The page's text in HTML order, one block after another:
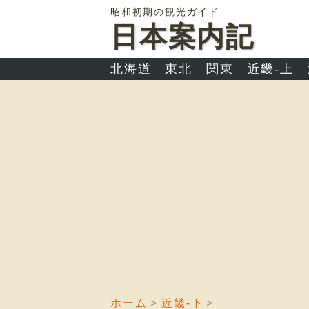
昭和初期の観光ガイド
日本案内記
北海道 東北 関東 近畿-上
ホーム 近畿-下